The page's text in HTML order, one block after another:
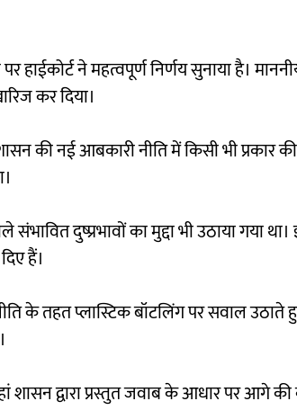
ने महत्वपूर्ण निर्णय सुनाया है।
कर दिया।
नई आबकारी नीति में किसी भी प्रकार की
दुष्प्रभावों का मुद्दा भी उठाया गया
हैं।
के तहत प्लास्टिक बॉटलिंग पर सवाल
द्वारा प्रस्तुत जवाब के आधार पर आगे की